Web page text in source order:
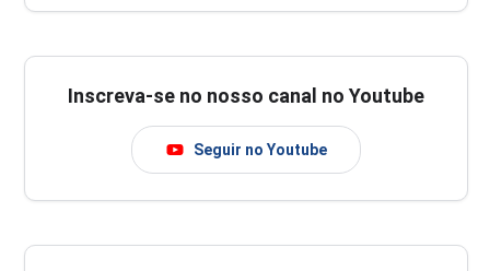
Inscreva-se no nosso canal no Youtube
Seguir no Youtube